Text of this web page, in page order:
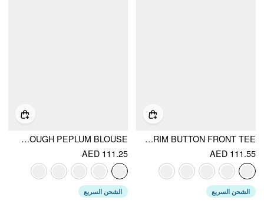
COTTON-BLEND COLLAR LACE TRIM BUTTON FRONT TEE
AED 111.55
الشحن السريع
COTTON-BLEND TEXTURED BOAT NECK PUFF SLEEVE BUTTON THROUGH PEPLUM BLOUSE
AED 111.25
الشحن السريع